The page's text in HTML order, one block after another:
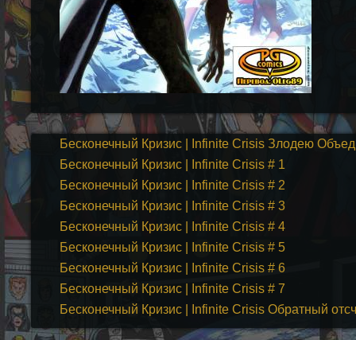
Бесконечный Кризис | Infinite Crisis Злодею
Бесконечный Кризис | Infinite Crisis # 1
Бесконечный Кризис | Infinite Crisis # 2
Бесконечный Кризис | Infinite Crisis # 3
Бесконечный Кризис | Infinite Crisis # 4
Бесконечный Кризис | Infinite Crisis # 5
Бесконечный Кризис | Infinite Crisis # 6
Бесконечный Кризис | Infinite Crisis # 7
Бесконечный Кризис | Infinite Crisis Обратный